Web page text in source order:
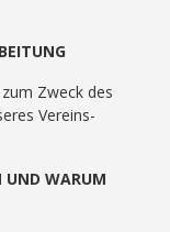
Zweck des
Vereins-
WARUM